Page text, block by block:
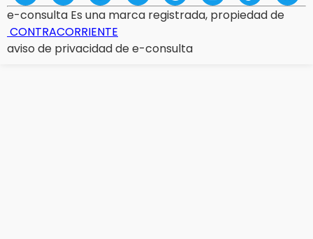
e-consulta Es una marca registrada, propiedad de
CONTRACORRIENTE
aviso de privacidad de e-consulta